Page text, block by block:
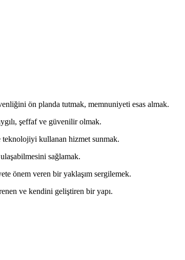
ön planda tutmak, memnuniyeti esas almak.
şeffaf ve güvenilir olmak.
kullanan hizmet sunmak.
sağlamak.
önem veren bir yaklaşım sergilemek.
ve kendini geliştiren bir yapı.